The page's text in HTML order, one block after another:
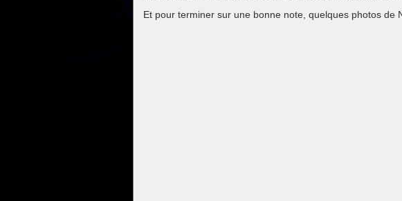
Et pour terminer sur une bonne note, quelques photos de